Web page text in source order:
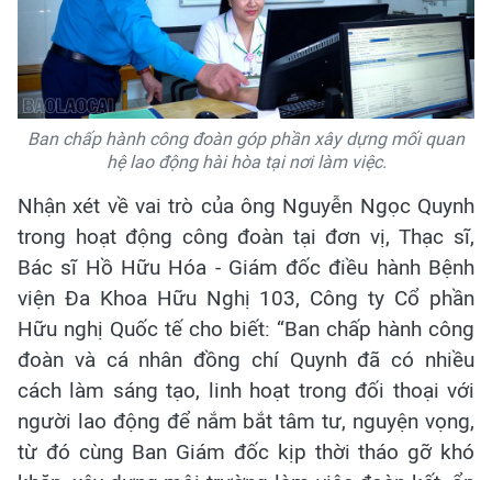
Ban chấp hành công đoàn góp phần xây dựng mối quan
hệ lao động hài hòa tại nơi làm việc.
Nhận xét về vai trò của ông Nguyễn Ngọc Quynh
trong hoạt động công đoàn tại đơn vị, Thạc sĩ,
Bác sĩ Hồ Hữu Hóa - Giám đốc điều hành Bệnh
viện Đa Khoa Hữu Nghị 103, Công ty Cổ phần
Hữu nghị Quốc tế cho biết: “Ban chấp hành công
đoàn và cá nhân đồng chí Quynh đã có nhiều
cách làm sáng tạo, linh hoạt trong đối thoại với
người lao động để nắm bắt tâm tư, nguyện vọng,
từ đó cùng Ban Giám đốc kịp thời tháo gỡ khó